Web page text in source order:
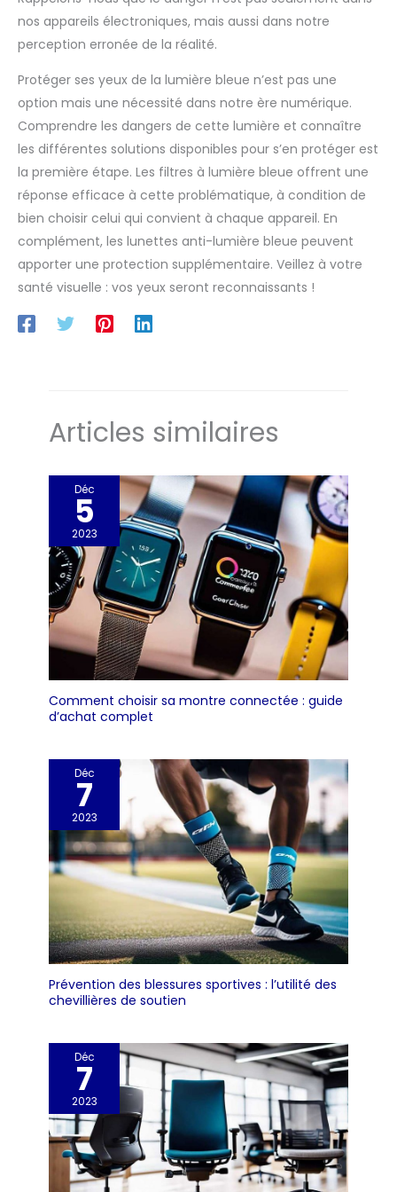
mm, largeur de la monture :
140 mm, longueur des
branches : 146 mm. Occasions
appropriées : design classique
hommes, non seulement pour
le quotidien, le bureau, la
lecture, les jeux d'ordinateur,
mais aussi pour les
accessoires de mode. Vous
apporte une expérience
visuelle, un style de vie
tendance et sain. C'est le
meilleur cadeau pour une fête
d'anniversaire, Noël,
Thanksgiving, sûr pour les
parents, les enfants, les amis,
les personnes âgées et vous-
même.
dormir après une session de
jeu). Elles permettent
tête et la vision floue, tout en
protégeant contre les
dommages à long terme liés à
【Notre Engagement envers la
Qualité】 – Nous nous
engageons à fournir des
produits de la plus haute
satisfaction. Si vous avez des
questions ou rencontrez un
problème lors de votre achat,
n'hésitez pas à nous
contacter. Nous serons ravis
de vous offrir un
solution. Votre satisfaction est
nos appareils électroniques, mais aussi dans notre
perception erronée de la réalité.
Protéger ses yeux de la lumière bleue n’est pas une
option mais une nécessité dans notre ère numérique.
Comprendre les dangers de cette lumière et connaître
les différentes solutions disponibles pour s’en protéger est
la première étape. Les filtres à lumière bleue offrent une
réponse efficace à cette problématique, à condition de
bien choisir celui qui convient à chaque appareil. En
complément, les lunettes anti-lumière bleue peuvent
apporter une protection supplémentaire. Veillez à votre
santé visuelle : vos yeux seront reconnaissants !
Articles similaires
Déc
5
2023
Comment choisir sa montre connectée : guide
d’achat complet
Déc
7
2023
Prévention des blessures sportives : l’utilité des
chevillières de soutien
Déc
7
2023